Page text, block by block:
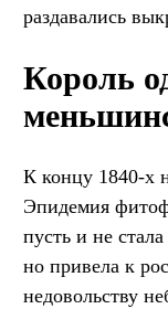
раздавались
Король
К концу 1840-х
Эпидемия
пусть и не
но привела к
недовольству